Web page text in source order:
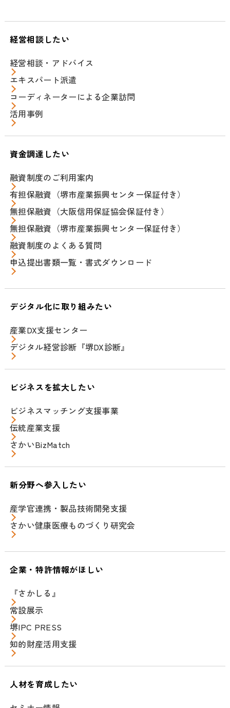
経営相談したい
経営相談・アドバイス
エキスパート派遣
コーディネーターによる企業訪問
活用事例
資金調達したい
融資制度のご利用案内
有担保融資（堺市産業振興センター保証付き）
無担保融資（大阪信用保証協会保証付き）
無担保融資（堺市産業振興センター保証付き）
融資制度のよくある質問
申込提出書類一覧・書式ダウンロード
デジタル化に取り組みたい
産業DX支援センター
デジタル経営診断『堺DX診断』
ビジネスを拡大したい
ビジネスマッチング支援事業
伝統産業支援
さかいBizMatch
新分野へ参入したい
産学官連携・製品技術開発支援
さかい健康医療ものづくり研究会
企業・特許情報がほしい
『さかしる』
常設展示
堺IPC PRESS
知的財産活用支援
人材を育成したい